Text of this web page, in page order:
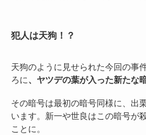
犯人は天狗！？
天狗のように見せられた今回の事
ろに、ヤツデの葉が入った新たな
その暗号は最初の暗号同様に、出
います。新一や世良はこの暗号が
ことに。